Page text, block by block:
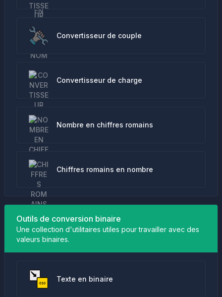
Convertisseur de couple
Convertisseur de charge
Nombre en chiffres romains
Chiffres romains en nombre
Outils de conversion binaire
Une collection d'utilitaires utiles pour travailler avec des
valeurs binaires.
Texte en binaire